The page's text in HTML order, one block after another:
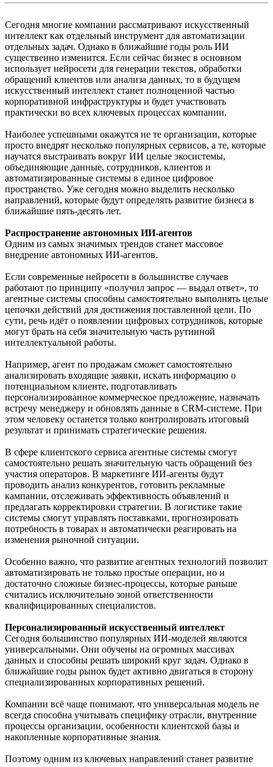
Сегодня многие компании рассматривают искусственный
интеллект как отдельный инструмент для автоматизации
отдельных задач. Однако в ближайшие годы роль ИИ
существенно изменится. Если сейчас бизнес в основном
использует нейросети для генерации текстов, обработки
обращений клиентов или анализа данных, то в будущем
искусственный интеллект станет полноценной частью
корпоративной инфраструктуры и будет участвовать
практически во всех ключевых процессах компании.
Наиболее успешными окажутся не те организации, которые
просто внедрят несколько популярных сервисов, а те, которые
научатся выстраивать вокруг ИИ целые экосистемы,
объединяющие данные, сотрудников, клиентов и
автоматизированные системы в единое цифровое
пространство. Уже сегодня можно выделить несколько
направлений, которые будут определять развитие бизнеса в
ближайшие пять-десять лет.
Распространение автономных ИИ-агентов
Одним из самых значимых трендов станет массовое
внедрение автономных ИИ-агентов.
Если современные нейросети в большинстве случаев
работают по принципу «получил запрос — выдал ответ», то
агентные системы способны самостоятельно выполнять целые
цепочки действий для достижения поставленной цели. По
сути, речь идёт о появлении цифровых сотрудников, которые
могут брать на себя значительную часть рутинной
интеллектуальной работы.
Например, агент по продажам сможет самостоятельно
анализировать входящие заявки, искать информацию о
потенциальном клиенте, подготавливать
персонализированное коммерческое предложение, назначать
встречу менеджеру и обновлять данные в CRM-системе. При
этом человеку останется только контролировать итоговый
результат и принимать стратегические решения.
В сфере клиентского сервиса агентные системы смогут
самостоятельно решать значительную часть обращений без
участия операторов. В маркетинге ИИ-агенты будут
проводить анализ конкурентов, готовить рекламные
кампании, отслеживать эффективность объявлений и
предлагать корректировки стратегии. В логистике такие
системы смогут управлять поставками, прогнозировать
потребность в товарах и автоматически реагировать на
изменения рыночной ситуации.
Особенно важно, что развитие агентных технологий позволит
автоматизировать не только простые операции, но и
достаточно сложные бизнес-процессы, которые раньше
считались исключительно зоной ответственности
квалифицированных специалистов.
Персонализированный искусственный интеллект
Сегодня большинство популярных ИИ-моделей являются
универсальными. Они обучены на огромных массивах
данных и способны решать широкий круг задач. Однако в
ближайшие годы рынок будет активно двигаться в сторону
специализированных корпоративных решений.
Компании всё чаще понимают, что универсальная модель не
всегда способна учитывать специфику отрасли, внутренние
процессы организации, особенности клиентской базы и
накопленные корпоративные знания.
Поэтому одним из ключевых направлений станет развитие